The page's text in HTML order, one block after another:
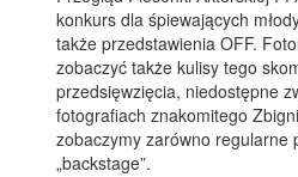
konkurs dla śpiewających
także przedstawienia OFF.
zobaczyć także kulisy tego
przedsięwzięcia, niedostępne
fotografiach znakomitego
zobaczymy zarówno regularne
„backstage”.